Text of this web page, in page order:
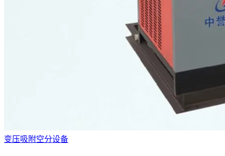
变压吸附空分设备